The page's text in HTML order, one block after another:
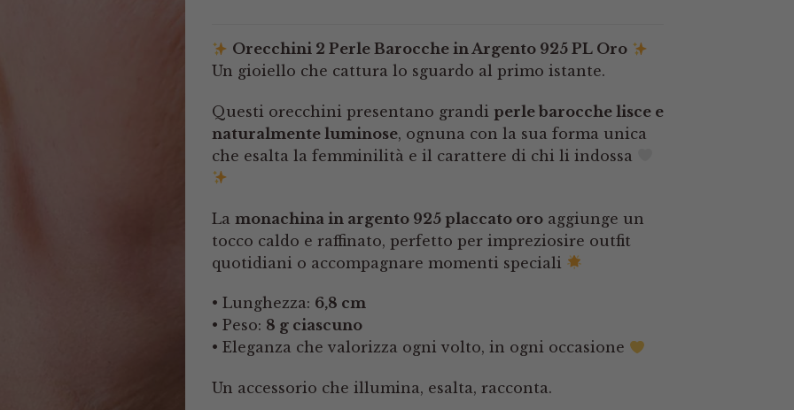
Orecchini 2 Perle Barocche in Argento 925 PL Oro
Un gioiello che cattura lo sguardo al primo istante.
Questi orecchini presentano grandi perle barocche lisce e
naturalmente luminose, ognuna con la sua forma unica
che esalta la femminilità e il carattere di chi li indossa
La monachina in argento 925 placcato oro aggiunge un
tocco caldo e raffinato, perfetto per impreziosire outfit
quotidiani o accompagnare momenti speciali
• Lunghezza: 6,8 cm
• Peso: 8 g ciascuno
• Eleganza che valorizza ogni volto, in ogni occasione
Un accessorio che illumina, esalta, racconta.